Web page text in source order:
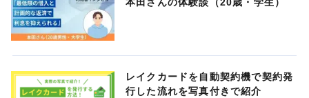
レイクカードを自動契約機で契約発
行した流れを写真付きで紹介